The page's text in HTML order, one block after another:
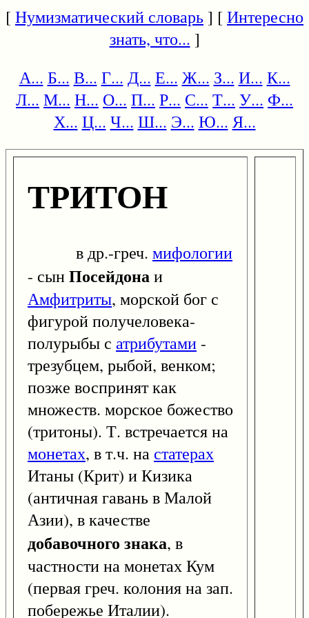
[Нумизматический словарь] [Интересно
знать, что... ]
А... Б... В... Г... Д... Е... Ж... З... И... К...
Л... М... Н... О... П... Р... С... Т... У... Ф...
Х... Ц... Ч... Ш... Э... Ю... Я...
ТРИТОН
в др.-греч. мифологии
- сынПосейдонаи
Амфитриты, морской бог с
фигурой получеловека-
полурыбы с атрибутами -
трезубцем, рыбой, венком;
позже воспринят как
множеств. морское божество
(тритоны). Т. встречается на
монетах, в т.ч. на статерах
Итаны (Крит) и Кизика
(античная гавань в Малой
Азии), в качестве
добавочного знака, в
частности на монетах Кум
(первая греч. колония на зап.
побережье Италии).